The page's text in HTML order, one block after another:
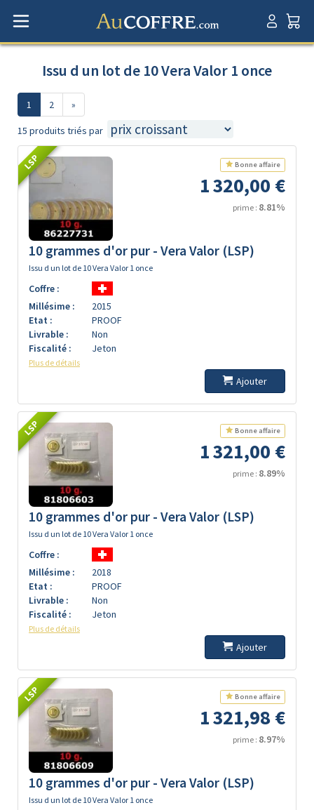
Issu d un lot de 10 Vera Valor 1 once
1 2 »
15 produits triés par
LSP Bonne affaire
1 320,00 €
prime : 8.81%
10 grammes d'or pur - Vera Valor (LSP)
Issu d un lot de 10 Vera Valor 1 once
Coffre :
Millésime :
2015
Etat :
PROOF
Livrable :
Non
Fiscalité :
Jeton
Plus de détails
Ajouter
LSP Bonne affaire
1 321,00 €
prime : 8.89%
10 grammes d'or pur - Vera Valor (LSP)
Issu d un lot de 10 Vera Valor 1 once
Coffre :
Millésime :
2018
Etat :
PROOF
Livrable :
Non
Fiscalité :
Jeton
Plus de détails
Ajouter
LSP Bonne affaire
1 321,98 €
prime : 8.97%
10 grammes d'or pur - Vera Valor (LSP)
Issu d un lot de 10 Vera Valor 1 once